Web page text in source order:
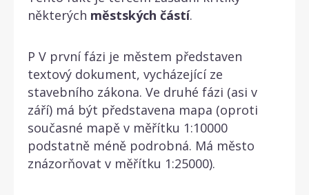
některých městských částí.
P V první fázi je městem představen
textový dokument, vycházející ze
stavebního zákona. Ve druhé fázi (asi v
září) má být představena mapa (oproti
současné mapě v měřítku 1:10000
podstatně méně podrobná. Má město
znázorňovat v měřítku 1:25000).